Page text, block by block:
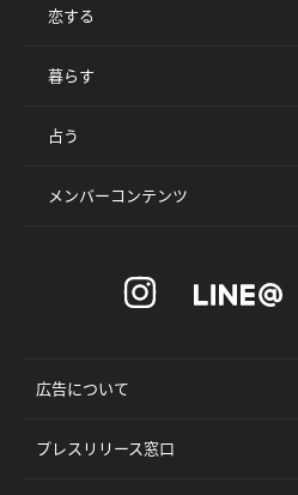
恋する
暮らす
占う
メンバーコンテンツ
広告について
プレスリリース窓口